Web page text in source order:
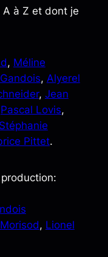
A à Z et dont je
, Méline
, Alyerel
, Jean
Pascal Lovis,
Stéphanie
Pittet.
, Lionel